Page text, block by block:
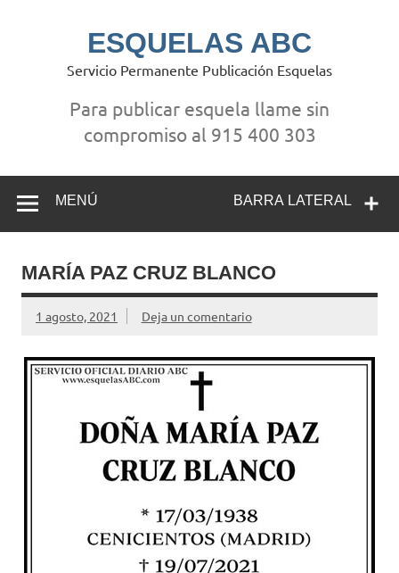
ESQUELAS ABC
Servicio Permanente Publicación Esquelas
Para publicar esquela llame sin
compromiso al 915 400 303
BARRA LATERAL
MENÚ
MARÍA PAZ CRUZ BLANCO
1 agosto, 2021 Deja un comentario